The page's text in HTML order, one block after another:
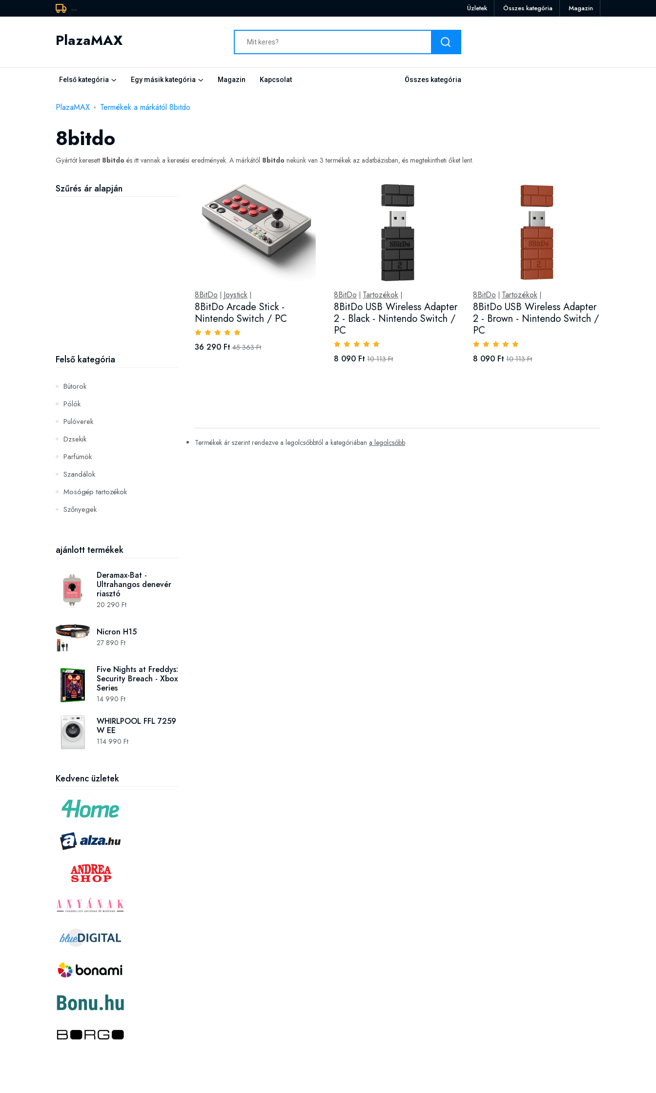
... Üzletek Összes kategória Magazin
PlazaMAX
Felső kategória Egy másik kategória Magazin Kapcsolat Összes kategória
PlazaMAX Termékek a márkától 8bitdo
8bitdo
Gyártót keresett 8bitdo és itt vannak a keresési eredmények. A márkától 8bitdo nekünk van 3 termékek az adatbázisban, és megtekintheti őket lent.
Szűrés ár alapján
Felső kategória
Bútorok
Pólók
Pulóverek
Dzsekik
Parfümök
Szandálok
Mosógép tartozékok
Szőnyegek
Szerszámok és gépek
ajánlott termékek
Deramax-Bat -
Ultrahangos denevér
riasztó
20 290 Ft
Nicron H15
27 890 Ft
Five Nights at Freddys:
Security Breach - Xbox
Series
14 990 Ft
WHIRLPOOL FFL 7259
W EE
114 990 Ft
Kedvenc üzletek
8BitDo Joystick
8BitDo Arcade Stick -
Nintendo Switch / PC
36 290 Ft 45 363 Ft
8BitDo Tartozékok|
8BitDo USB Wireless Adapter
2 - Black - Nintendo Switch /
PC
8 090 Ft 10 113 Ft
8BitDo Tartozékok|
8BitDo USB Wireless Adapter
2 - Brown - Nintendo Switch /
PC
8 090 Ft 10 113 Ft
Termékek ár szerint rendezve a legolcsóbbtól a kategóriában a legolcsóbb